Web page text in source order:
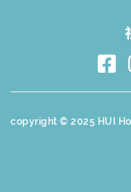
copyright © 2025 HUI